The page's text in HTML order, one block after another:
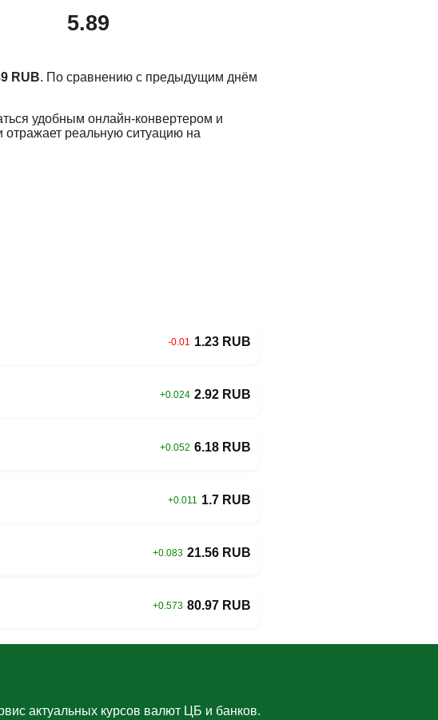
5.89
RUB. По сравнению с предыдущим днём
удобным онлайн-конвертером и
реальную ситуацию на
-0.01 1.23 RUB
+0.024 2.92 RUB
+0.052 6.18 RUB
+0.011 1.7 RUB
+0.083 21.56 RUB
+0.573 80.97 RUB
актуальных курсов валют ЦБ и банков.